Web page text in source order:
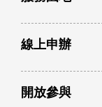
線上申辦
開放參與